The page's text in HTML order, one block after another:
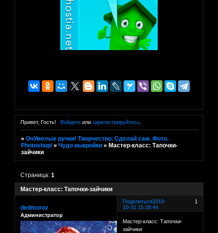
Привет, Гость! Войдитеили зарегистрируйтесь.
»ОчУмелые ручки! Творчество. Сделай сам. Фото.
Photoshop/ »Чудо выкройки » Мастер-класс: Тапочки-
зайчики
Мастер-класс: Тапочки-зайчики
Страница:1
Поделиться 1
2019-
10-31 15:18:44
dedmoroz
Администратор
Мастер-класс: Тапочки-
зайчики